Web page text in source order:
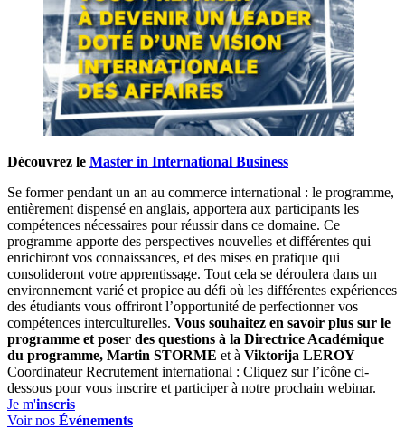
Découvrez le Master in International Business
Se former pendant un an au commerce international : le programme,
entièrement dispensé en anglais, apportera aux participants les
compétences nécessaires pour réussir dans ce domaine. Ce
programme apporte des perspectives nouvelles et différentes qui
enrichiront vos connaissances, et des mises en pratique qui
consolideront votre apprentissage. Tout cela se déroulera dans un
environnement varié et propice au défi où les différentes expériences
des étudiants vous offriront l’opportunité de perfectionner vos
compétences interculturelles. Vous souhaitez en savoir plus sur le
programme et poser des questions à la Directrice Académique
du programme, Martin STORME et à Viktorija LEROY–
Coordinateur Recrutement international : Cliquez sur l’icône ci-
dessous pour vous inscrire et participer à notre prochain webinar.
Je m'inscris
Voir nos Événements